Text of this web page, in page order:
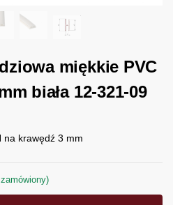
miękkie PVC
biała 12-321-09
na krawędź 3 mm